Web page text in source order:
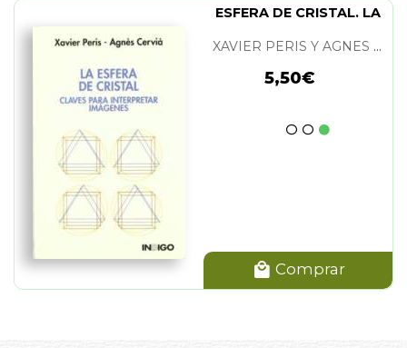
ESFERA DE CRISTAL. LA
XAVIER PERIS Y AGNES CERVIA
5,50€
Comprar